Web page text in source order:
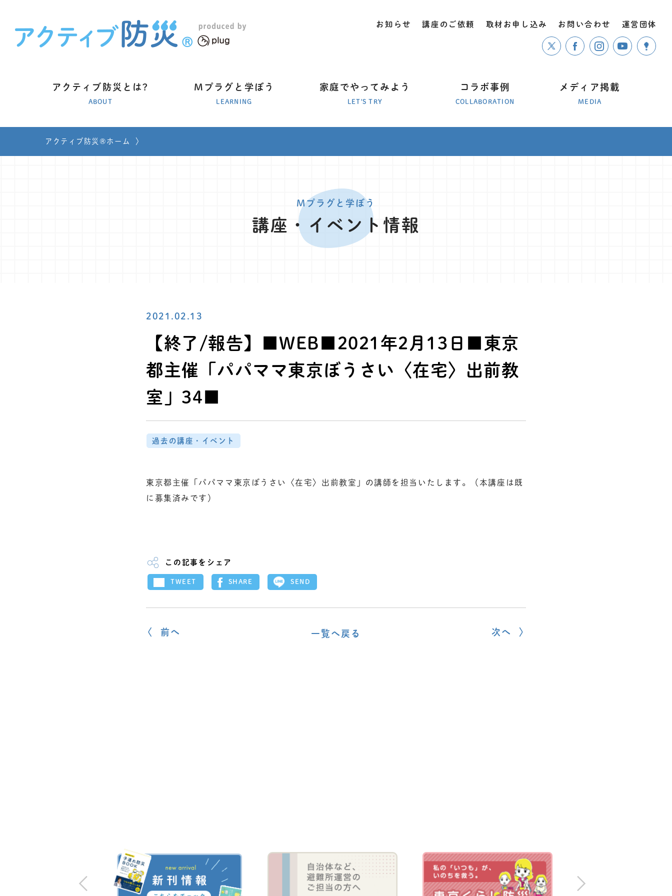
アクティブ防災とは?
ABOUT
Mプラグと学ぼう
LEARNING
家庭でやってみよう
LET'S TRY
コラボ事例
COLLABORATION
メディア掲載
MEDIA
お知らせ 講座のご依頼 取材お申し込み お問い合わせ 運営団体
アクティブ防災®ホーム 〉
Mプラグと学ぼう
講座・イベント情報
2021.02.13
【終了/報告】■WEB■2021年2月13日■東京
都主催「パパママ東京ぼうさい〈在宅〉出前教
室」34■
過去の講座・イベント
東京都主催「パパママ東京ぼうさい〈在宅〉出前教室」の講師を担当いたします。（本講座は既
に募集済みです）
この記事をシェア
TWEET SHARE SEND
一覧へ戻る